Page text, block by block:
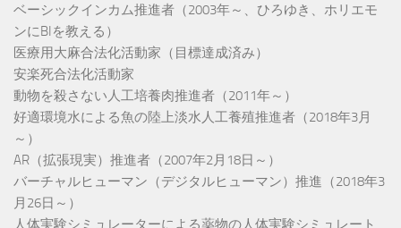
ベーシックインカム推進者（2003年～、ひろゆき、ホリエモ
ンにBIを教える）
医療用大麻合法化活動家（目標達成済み）
安楽死合法化活動家
動物を殺さない人工培養肉推進者（2011年～）
好適環境水による魚の陸上淡水人工養殖推進者（2018年3月
～）
AR（拡張現実）推進者（2007年2月18日～）
バーチャルヒューマン（デジタルヒューマン）推進（2018年3
月26日～）
人体実験シミュレーターによる薬物の人体実験シミュレート